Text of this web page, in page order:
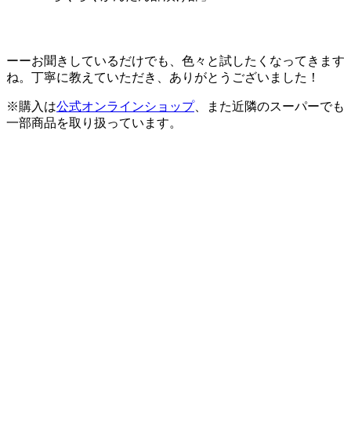
ーーお聞きしているだけでも、色々と試したくなってきます
ね。丁寧に教えていただき、ありがとうございました！
※購入は公式オンラインショップ、また近隣のスーパーでも
一部商品を取り扱っています。